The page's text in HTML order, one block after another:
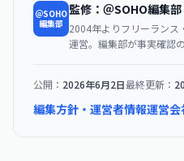
＠SOHO
編集部
監修：＠SOHO編集部
2004年よりフリーランス
運営。編集部が事実確認
公開： 2026年6月2日最終更新：
編集方針・運営者情報運営会